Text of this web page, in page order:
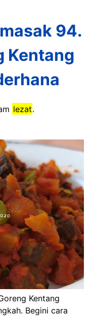
94.
Kentang
lezat.
Kentang
Begini cara